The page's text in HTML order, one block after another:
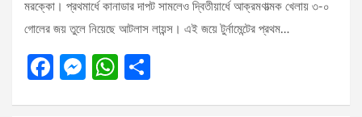
মরক্কো। প্রথমার্ধে কানাডার দাপট সামলেও দ্বিতীয়ার্ধে আক্রমণাত্মক খেলায় ৩-০
গোলের জয় তুলে নিয়েছে আটলাস লায়ন্স। এই জয়ে টুর্নামেন্টের প্রথম…
F
M W